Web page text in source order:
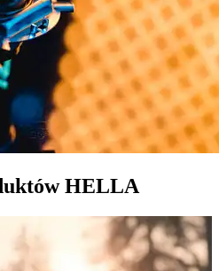
HELLA